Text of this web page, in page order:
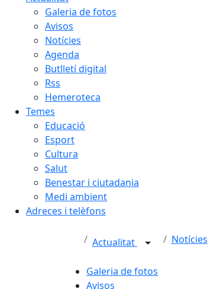
Galeria de fotos
Avisos
Notícies
Agenda
Butlletí digital
Rss
Hemeroteca
Temes
Educació
Esport
Cultura
Salut
Benestar i ciutadania
Medi ambient
Adreces i telèfons
Actualitat Notícies
Galeria de fotos
Avisos